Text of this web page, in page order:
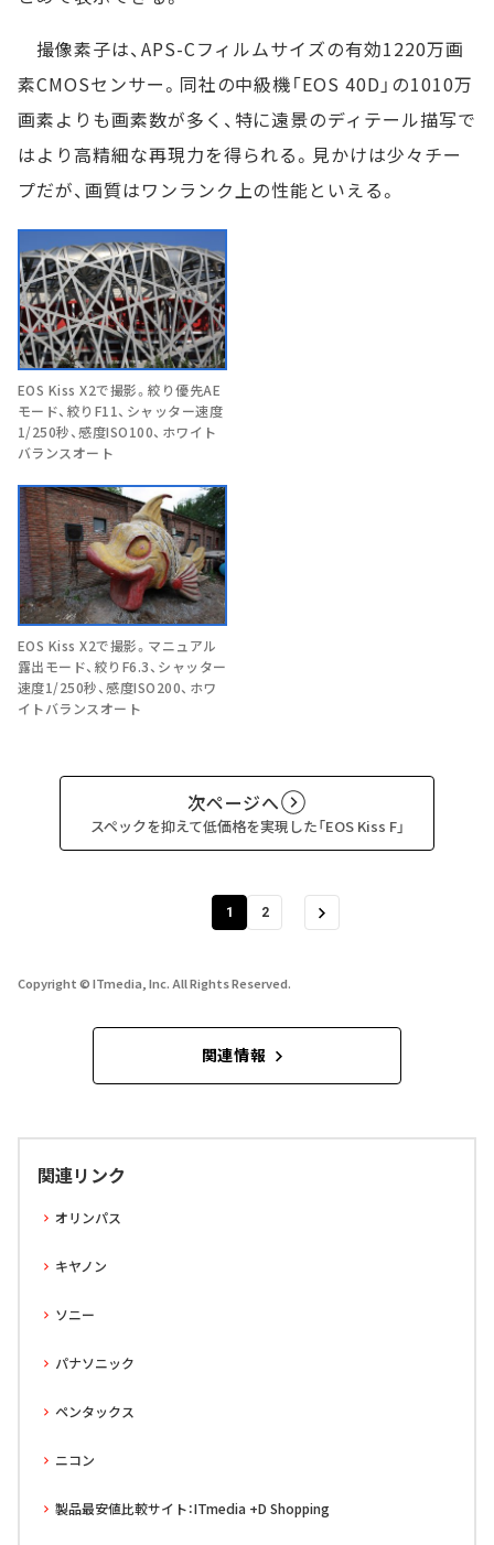
撮像素子は、APS-Cフィルムサイズの有効1220万画
素CMOSセンサー。同社の中級機「EOS 40D」の1010万
画素よりも画素数が多く、特に遠景のディテール描写で
はより高精細な再現力を得られる。見かけは少々チー
プだが、画質はワンランク上の性能といえる。
EOS Kiss X2で撮影。絞り優先AE
モード、絞りF11、シャッター速度
1/250秒、感度ISO100、ホワイト
バランスオート
EOS Kiss X2で撮影。マニュアル
露出モード、絞りF6.3、シャッター
速度1/250秒、感度ISO200、ホワ
イトバランスオート
次ページへ
スペックを抑えて低価格を実現した「EOS Kiss F」
1 2
Copyright © ITmedia, Inc. All Rights Reserved.
関連情報
関連リンク
オリンパス
キヤノン
ソニー
パナソニック
ペンタックス
ニコン
製品最安値比較サイト：ITmedia +D Shopping